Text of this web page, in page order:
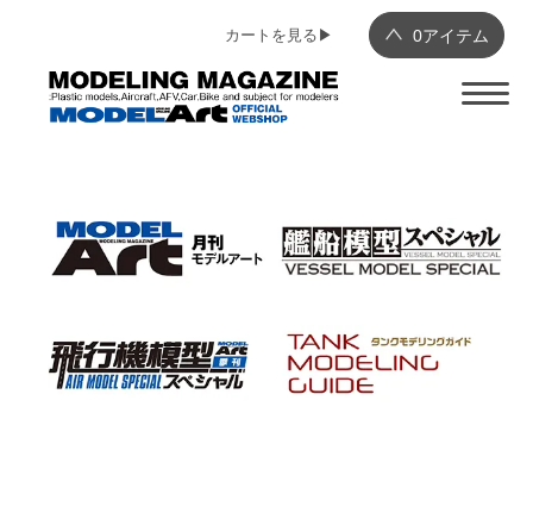
0アイテム
カートを見る▶︎